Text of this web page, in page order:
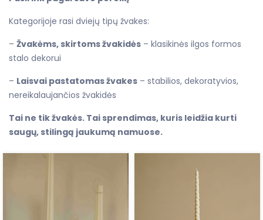
Kategorijoje rasi dviejų tipų žvakes:
– Žvakėms, skirtoms žvakidės – klasikinės ilgos formos
stalo dekorui
– Laisvai pastatomas žvakes – stabilios, dekoratyvios,
nereikalaujančios žvakidės
Tai ne tik žvakės. Tai sprendimas, kuris leidžia kurti
saugų, stilingą jaukumą namuose.